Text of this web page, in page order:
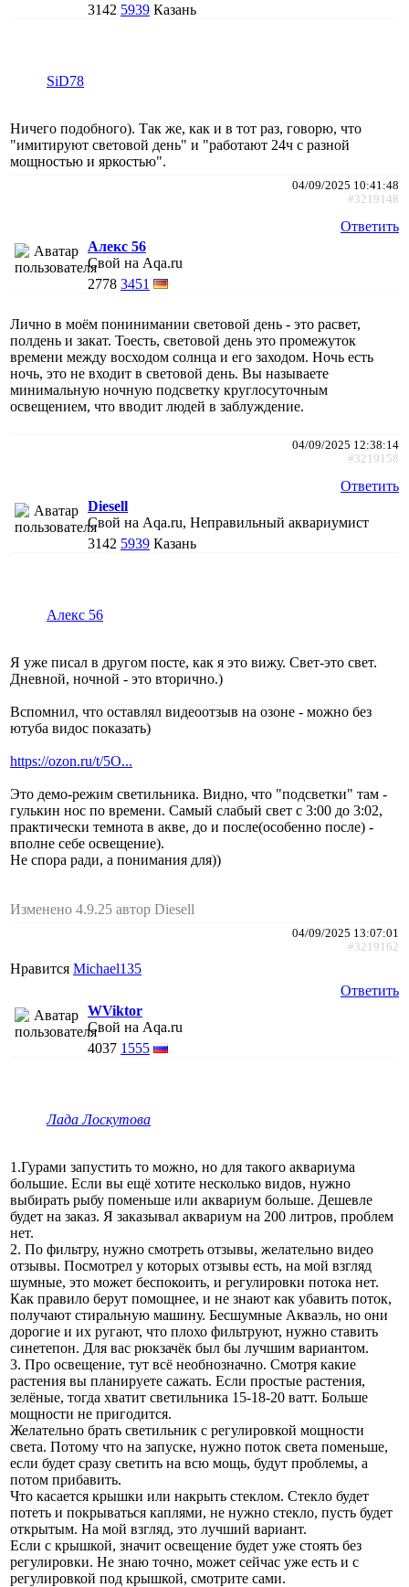
3142 5939 Казань
SiD78
Ничего подобного). Так же, как и в тот раз, говорю, что
"имитируют световой день" и "работают 24ч с разной
мощностью и яркостью".
04/09/2025 10:41:48
#3219148
Ответить
Алекс 56
Свой на Aqa.ru
2778 3451
Лично в моём понинимании световой день - это расвет,
полдень и закат. Тоесть, световой день это промежуток
времени между восходом солнца и его заходом. Ночь есть
ночь, это не входит в световой день. Вы называете
минимальную ночную подсветку круглосуточным
освещением, что вводит людей в заблуждение.
04/09/2025 12:38:14
#3219158
Ответить
Diesell
Свой на Aqa.ru, Неправильный аквариумист
3142 5939 Казань
Алекс 56
Я уже писал в другом посте, как я это вижу. Свет-это свет.
Дневной, ночной - это вторично.)
Вспомнил, что оставлял видеоотзыв на озоне - можно без
ютуба видос показать)
https://ozon.ru/t/5O...
Это демо-режим светильника. Видно, что "подсветки" там -
гулькин нос по времени. Самый слабый свет с 3:00 до 3:02,
практически темнота в акве, до и после(особенно после) -
вполне себе освещение).
Не спора ради, а понимания для))
Изменено 4.9.25 автор Diesell
04/09/2025 13:07:01
#3219162
Нравится Michael135
Ответить
WViktor
Свой на Aqa.ru
4037 1555
Лада Лоскутова
1.Гурами запустить то можно, но для такого аквариума
большие. Если вы ещё хотите несколько видов, нужно
выбирать рыбу поменьше или аквариум больше. Дешевле
будет на заказ. Я заказывал аквариум на 200 литров, проблем
нет.
2. По фильтру, нужно смотреть отзывы, желательно видео
отзывы. Посмотрел у которых отзывы есть, на мой взгляд
шумные, это может беспокоить, и регулировки потока нет.
Как правило берут помощнее, и не знают как убавить поток,
получают стиральную машину. Бесшумные Акваэль, но они
дорогие и их ругают, что плохо фильтруют, нужно ставить
синетепон. Для вас рюкзачёк был бы лучшим вариантом.
3. Про освещение, тут всё необнозначно. Смотря какие
растения вы планируете сажать. Если простые растения,
зелёные, тогда хватит светильника 15-18-20 ватт. Больше
мощности не пригодится.
Желательно брать светильник с регулировкой мощности
света. Потому что на запуске, нужно поток света поменьше,
если будет сразу светить на всю мощь, будут проблемы, а
потом прибавить.
Что касается крышки или накрыть стеклом. Стекло будет
потеть и покрываться каплями, не нужно стекло, пусть будет
открытым. На мой взгляд, это лучший вариант.
Если с крышкой, значит освещение будет уже стоять без
регулировки. Не знаю точно, может сейчас уже есть и с
регулировкой под крышкой, смотрите сами.